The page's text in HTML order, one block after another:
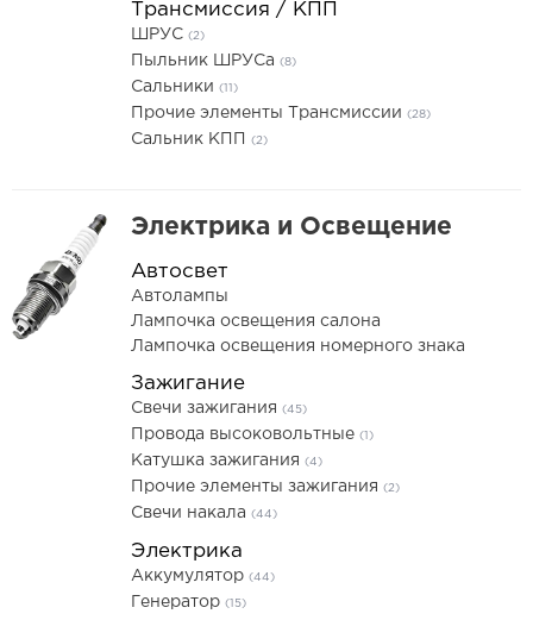
Трансмиссия / КПП
ШРУС (2)
Пыльник ШРУСа (8)
Сальники (11)
Прочие элементы Трансмиссии (28)
Сальник КПП (2)
Электрика и Освещение
Автосвет
Автолампы
Лампочка освещения салона
Лампочка освещения номерного знака
Зажигание
Свечи зажигания (45)
Провода высоковольтные (1)
Катушка зажигания (4)
Прочие элементы зажигания (2)
Свечи накала (44)
Электрика
Аккумулятор (44)
Генератор (15)